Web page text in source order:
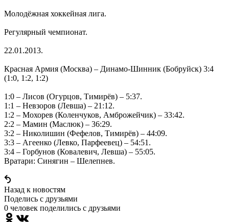
Молодёжная хоккейная лига.
Регулярный чемпионат.
22.01.2013.
Красная Армия (Москва) – Динамо-Шинник (Бобруйск) 3:4
(1:0, 1:2, 1:2)
1:0 – Лисов (Огурцов, Тимирёв) – 5:37.
1:1 – Невзоров (Левша) – 21:12.
1:2 – Мохорев (Коленчуков, Амброжейчик) – 33:42.
2:2 – Мамин (Маслюк) – 36:29.
3:2 – Николишин (Фефелов, Тимирёв) – 44:09.
3:3 – Агеенко (Левко, Парфеевец) – 54:51.
3:4 – Горбунов (Ковалевич, Левша) – 55:05.
Вратари: Синягин – Шелепнев.
Назад к новостям
Поделись c друзьями
0 человек поделились c друзьями